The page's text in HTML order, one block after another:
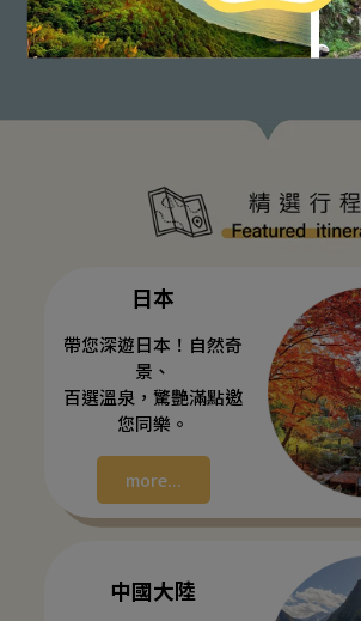
日本
帶您深遊日本！自然奇
景、
百選溫泉，驚艷滿點邀
您同樂。
more...
中國大陸